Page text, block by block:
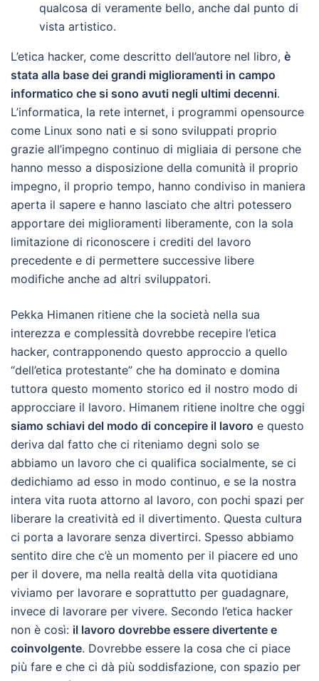
qualcosa di veramente bello, anche dal punto di
vista artistico.
L’etica hacker, come descritto dell’autore nel libro, è
stata alla base dei grandi miglioramenti in campo
informatico che si sono avuti negli ultimi decenni.
L’informatica, la rete internet, i programmi opensource
come Linux sono nati e si sono sviluppati proprio
grazie all’impegno continuo di migliaia di persone che
hanno messo a disposizione della comunità il proprio
impegno, il proprio tempo, hanno condiviso in maniera
aperta il sapere e hanno lasciato che altri potessero
apportare dei miglioramenti liberamente, con la sola
limitazione di riconoscere i crediti del lavoro
precedente e di permettere successive libere
modifiche anche ad altri sviluppatori.
Pekka Himanen ritiene che la società nella sua
interezza e complessità dovrebbe recepire l’etica
hacker, contrapponendo questo approccio a quello
“dell’etica protestante” che ha dominato e domina
tuttora questo momento storico ed il nostro modo di
approcciare il lavoro. Himanem ritiene inoltre che oggi
siamo schiavi del modo di concepire il lavoro e questo
deriva dal fatto che ci riteniamo degni solo se
abbiamo un lavoro che ci qualifica socialmente, se ci
dedichiamo ad esso in modo continuo, e se la nostra
intera vita ruota attorno al lavoro, con pochi spazi per
liberare la creatività ed il divertimento. Questa cultura
ci porta a lavorare senza divertirci. Spesso abbiamo
sentito dire che c’è un momento per il piacere ed uno
per il dovere, ma nella realtà della vita quotidiana
viviamo per lavorare e soprattutto per guadagnare,
invece di lavorare per vivere. Secondo l’etica hacker
non è così: il lavoro dovrebbe essere divertente e
coinvolgente. Dovrebbe essere la cosa che ci piace
più fare e che ci dà più soddisfazione, con spazio per